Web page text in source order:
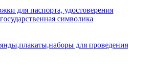
для паспорта, удостоверения
символика
для проведения